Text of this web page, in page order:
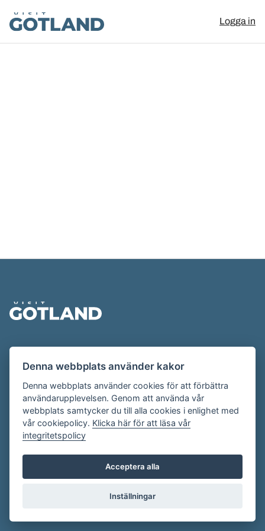
Visit Gotland
Logga in
Evenemangskalendern presenteras av
Destination Gotland påvisitgotland.se.
Har du frågor om evenemangskalendern? Mejla oss på
evenemang@visitgotland.se.
Cookies
Villkor
Skapa konto
Denna webbplats använder kakor
Denna webbplats använder cookies för att förbättra
användarupplevelsen. Genom att använda vår
webbplats samtycker du till alla cookies i enlighet med
vår cookiepolicy. Klicka här för att läsa vår
integritetspolicy
Acceptera alla
Inställningar